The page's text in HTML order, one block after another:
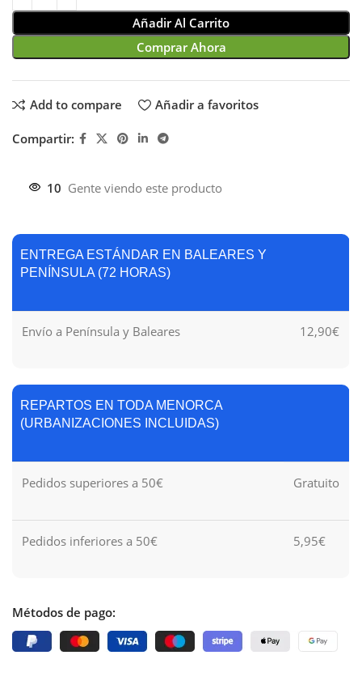
Añadir Al Carrito
Comprar Ahora
Add to compare Añadir a favoritos
Compartir:
10 Gente viendo este producto
ENTREGA ESTÁNDAR EN BALEARES Y
PENÍNSULA (72 HORAS)
Envío a Península y Baleares 12,90€
REPARTOS EN TODA MENORCA
(URBANIZACIONES INCLUIDAS)
Pedidos superiores a 50€ Gratuito
Pedidos inferiores a 50€ 5,95€
Métodos de pago: